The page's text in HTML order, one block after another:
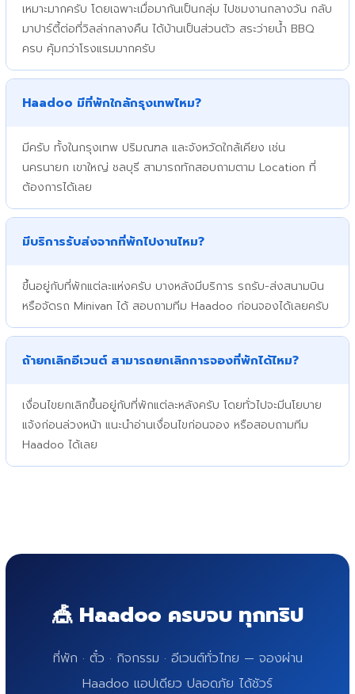
เหมาะมากครับ โดยเฉพาะเมื่อมากันเป็นกลุ่ม ไปชมงานกลางวัน กลับ
มาปาร์ตี้ต่อที่วิลล่ากลางคืน ได้บ้านเป็นส่วนตัว สระว่ายน้ำ BBQ
ครบ คุ้มกว่าโรงแรมมากครับ
Haadoo มีที่พักใกล้กรุงเทพไหม?
มีครับ ทั้งในกรุงเทพ ปริมณฑล และจังหวัดใกล้เคียง เช่น
นครนายก เขาใหญ่ ชลบุรี สามารถทักสอบถามตาม Location ที่
ต้องการได้เลย
มีบริการรับส่งจากที่พักไปงานไหม?
ขึ้นอยู่กับที่พักแต่ละแห่งครับ บางหลังมีบริการ รถรับ-ส่งสนามบิน
หรือจัดรถ Minivan ได้ สอบถามทีม Haadoo ก่อนจองได้เลยครับ
ถ้ายกเลิกอีเวนต์ สามารถยกเลิกการจองที่พักได้ไหม?
เงื่อนไขยกเลิกขึ้นอยู่กับที่พักแต่ละหลังครับ โดยทั่วไปจะมีนโยบาย
แจ้งก่อนล่วงหน้า แนะนำอ่านเงื่อนไขก่อนจอง หรือสอบถามทีม
Haadoo ได้เลย
🎪 Haadoo ครบจบ ทุกทริป
ที่พัก · ตั๋ว · กิจกรรม · อีเวนต์ทั่วไทย — จองผ่าน
Haadoo แอปเดียว ปลอดภัย ได้ชัวร์